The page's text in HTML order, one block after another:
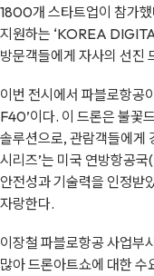
1800개 스타트업이 참가
지원하는 ‘KOREA
방문객들에게 자사의 선진
이번 전시에서 파블로항공
F40’이다. 이 드론은 불꽃
솔루션으로, 관람객들에게
시리즈’는 미국 연방항공
안전성과 기술력을 인정받
자랑한다.
이장철 파블로항공 사업부
많아 드론아트쇼에 대한 수